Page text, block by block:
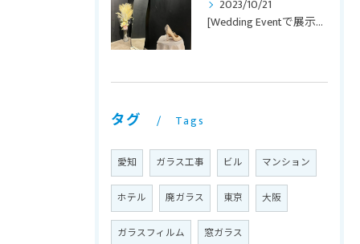
2023/10/21
[Wedding Eventで展示させていただきました]
タグ Tags
愛知 ガラス工事 ビル マンション
ホテル 廃ガラス 東京 大阪
ガラスフィルム 窓ガラス